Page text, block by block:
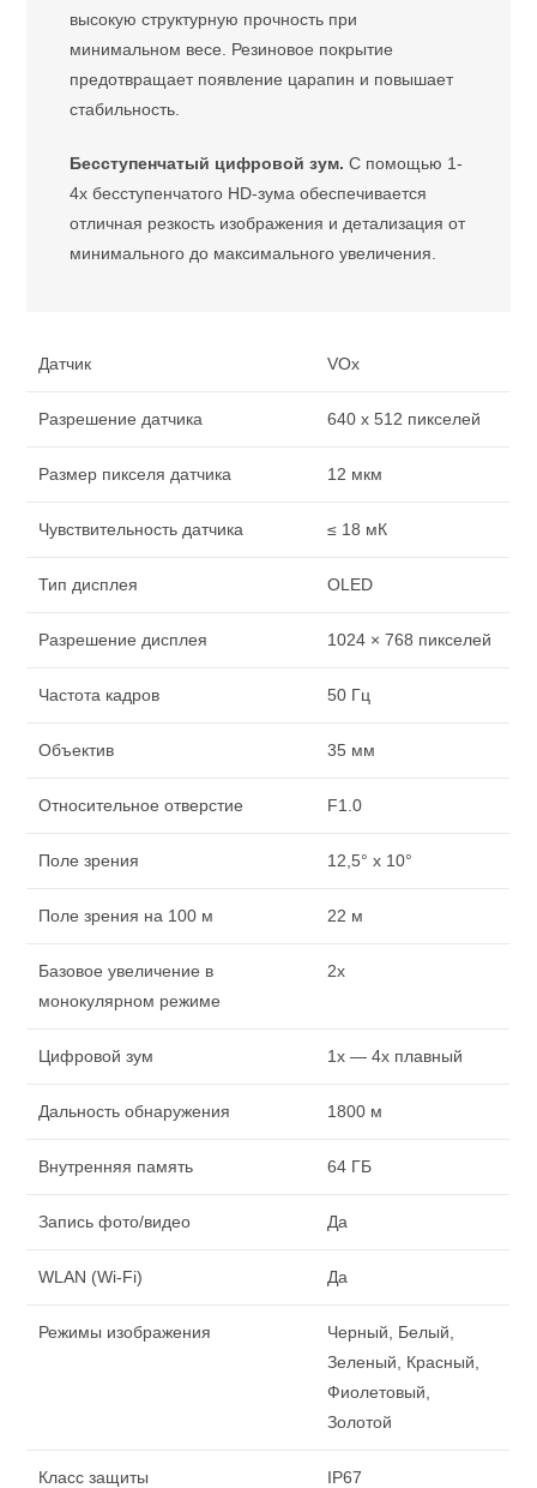
высокую структурную прочность при
минимальном весе. Резиновое покрытие
предотвращает появление царапин и повышает
стабильность.
Бесступенчатый цифровой зум. С помощью 1-
4x бесступенчатого HD-зума обеспечивается
отличная резкость изображения и детализация от
минимального до максимального увеличения.
Датчик VOx
Разрешение датчика 640 x 512 пикселей
Размер пикселя датчика 12 мкм
Чувствительность датчика ≤ 18 мК
Тип дисплея OLED
Разрешение дисплея 1024 × 768 пикселей
Частота кадров 50 Гц
Объектив 35 мм
Относительное отверстие F1.0
Поле зрения 12,5° x 10°
Поле зрения на 100 м 22 м
Базовое увеличение в
монокулярном режиме
2x
Цифровой зум 1x — 4x плавный
Дальность обнаружения 1800 м
Внутренняя память 64 ГБ
Запись фото/видео Да
WLAN (Wi-Fi) Да
Режимы изображения
Черный, Белый,
Зеленый, Красный,
Фиолетовый,
Золотой
Класс защиты IP67